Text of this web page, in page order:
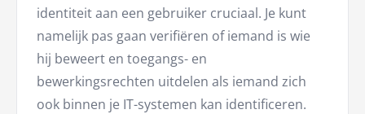
identiteit aan een gebruiker cruciaal. Je kunt
namelijk pas gaan verifiëren of iemand is wie
hij beweert en toegangs- en
bewerkingsrechten uitdelen als iemand zich
ook binnen je IT-systemen kan identificeren.